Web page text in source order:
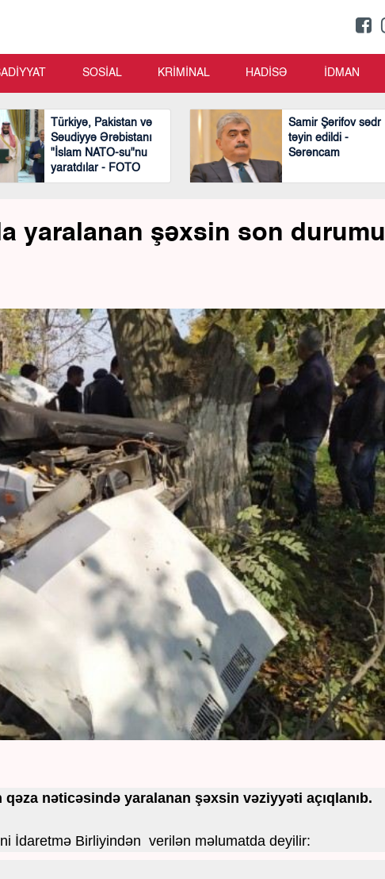
SOSİAL KRİMİNAL HADİSƏ İDMAN
Türkiyə, Pakistan və
Səudiyyə Ərəbistanı
"İslam NATO-su"nu
yaratdılar - FOTO
Samir Şərifov sədr
təyin edildi -
Sərəncam
yaralanan şəxsin son durumu
nəticəsində yaralanan şəxsin vəziyyəti açıqlanıb.
İdaretmə Birliyindən verilən məlumatda deyilir: